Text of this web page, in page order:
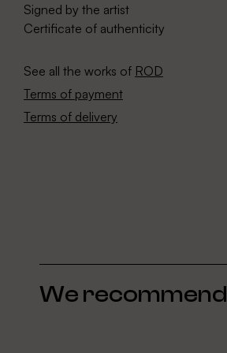
Signed by the artist
Certificate of authenticity
See all the works of ROD
Terms of payment
Terms of delivery
We recommend